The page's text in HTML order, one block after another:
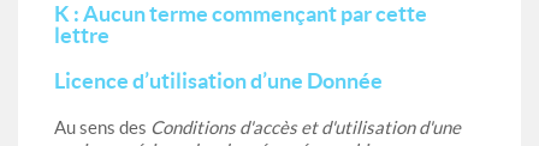
K : Aucun terme commençant par cette
lettre
Licence d’utilisation d’une Donnée
Au sens des Conditions d'accès et d'utilisation d'une